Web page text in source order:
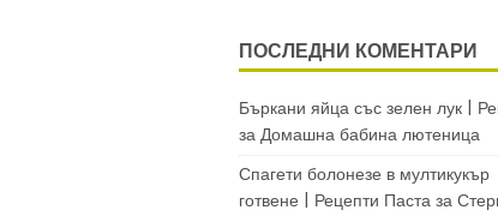
ПОСЛЕДНИ КОМЕНТАРИ
Бъркани яйца със зелен лук |
за Домашна бабина лютеница
Спагети болонезе в
готвене | Рецепти Пастаза